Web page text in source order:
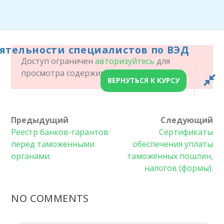
ДЕЯТЕЛЬНОСТИ
СПЕЦИАЛИСТОВ ПО
ВЭД
ГЛАВНАЯ СТРАНИЦА
ОРГАНИЗАЦИЯ ДЕЯТЕЛЬНОСТИ СПЕЦИАЛИСТОВ
ПО ВЭД
Главная/LP Courses
специалистов по ВЭД
ВЕРНУТЬСЯ К КУРСУ
Доступ ограниченавторизуйтесь для
просмотра содержимого!
Предыдущий
Реестр банков-гарантов
перед таможенными
органами.
Следующий
Сертификаты
обеспечения уплаты
таможенных пошлин,
налогов (формы).
NO COMMENTS